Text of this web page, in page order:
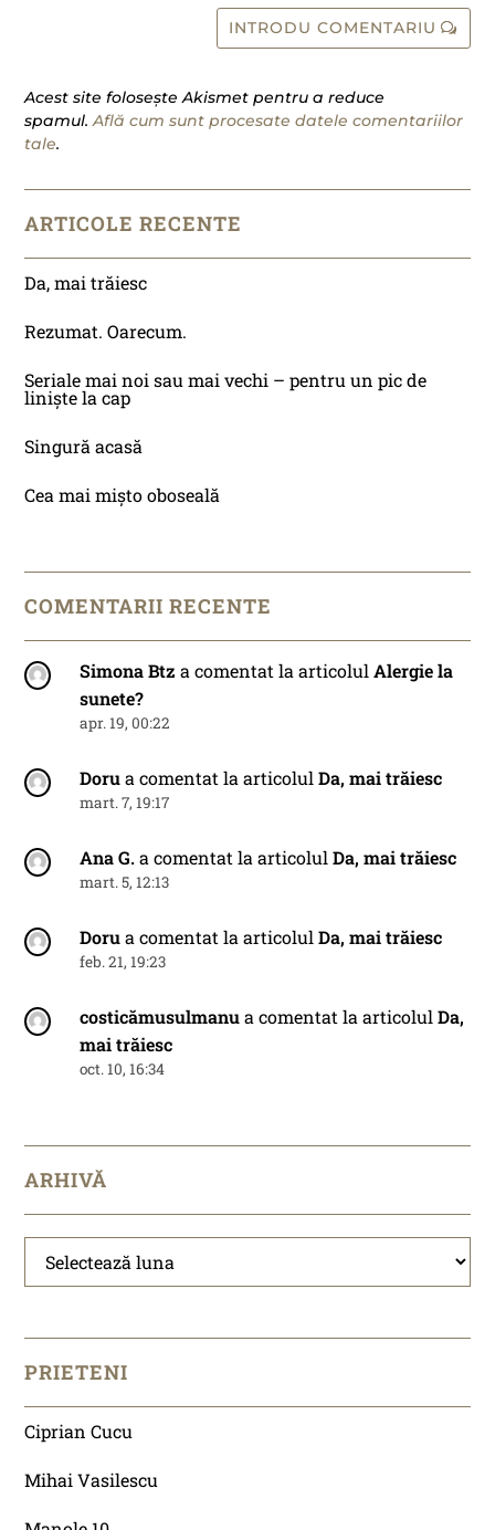
INTRODU COMENTARIU
Acest site folosește Akismet pentru a reduce
spamul.Află cum sunt procesate datele comentariilor
tale.
ARTICOLE RECENTE
Da, mai trăiesc
Rezumat. Oarecum.
Seriale mai noi sau mai vechi – pentru un pic de
liniște la cap
Singură acasă
Cea mai mișto oboseală
COMENTARII RECENTE
Simona Btz a comentat la articolulAlergie la
sunete?
apr. 19, 00:22
Dorua comentat la articolulDa, mai trăiesc
mart. 7, 19:17
Ana G.a comentat la articolulDa, mai trăiesc
mart. 5, 12:13
Dorua comentat la articolulDa, mai trăiesc
feb. 21, 19:23
costicămusulmanua comentat la articolulDa,
mai trăiesc
oct. 10, 16:34
ARHIVĂ
Arhivă
PRIETENI
Ciprian Cucu
Mihai Vasilescu